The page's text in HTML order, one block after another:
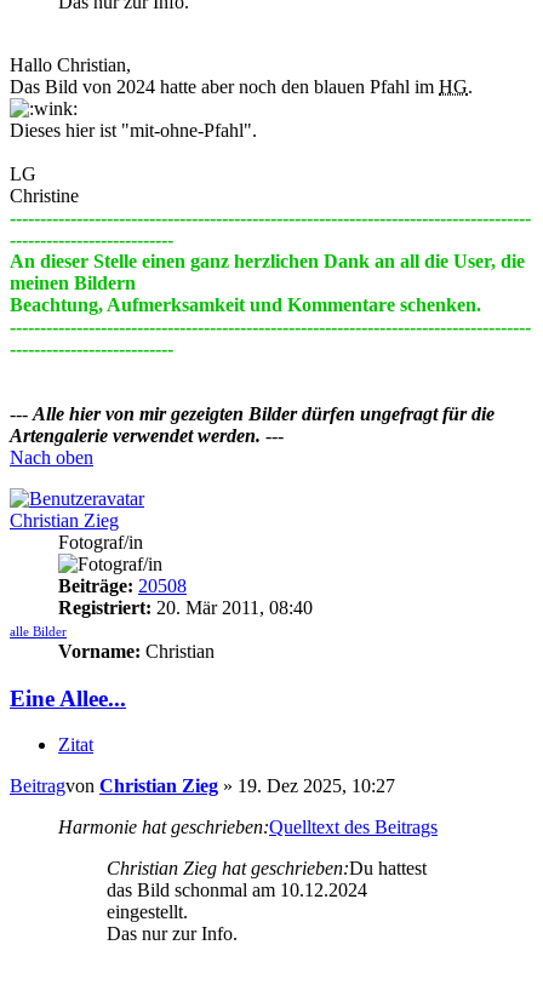
Hallo Christian,
Das Bild von 2024 hatte aber noch den blauen Pfahl im HG.
Dieses hier ist "mit-ohne-Pfahl".
LG
Christine
--------------------------------------------------------------------------------------
---------------------------
An dieser Stelle einen ganz herzlichen Dank an all die User, die
meinen Bildern
Beachtung, Aufmerksamkeit und Kommentare schenken.
--------------------------------------------------------------------------------------
---------------------------
--- Alle hier von mir gezeigten Bilder dürfen ungefragt für die
Artengalerie verwendet werden. ---
Nach oben
Christian Zieg
Fotograf/in
Beiträge: 20508
Registriert: 20. Mär 2011, 08:40
alle Bilder
Vorname: Christian
Eine Allee...
Zitat
Beitragvon Christian Zieg » 19. Dez 2025, 10:27
Harmonie hat geschrieben:Quelltext des Beitrags
Christian Zieg hat geschrieben:Du hattest
das Bild schonmal am 10.12.2024
eingestellt.
Das nur zur Info.